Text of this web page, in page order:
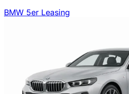
BMW 5er Leasing